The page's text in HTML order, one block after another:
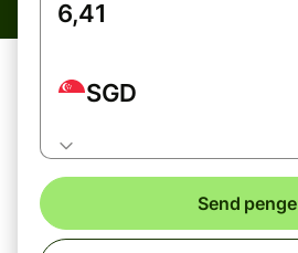
SGD
Send penge